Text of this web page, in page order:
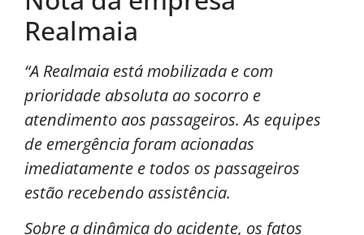
Realmaia
“A Realmaia está mobilizada e com
prioridade absoluta ao socorro e
atendimento aos passageiros. As equipes
de emergência foram acionadas
imediatamente e todos os passageiros
estão recebendo assistência.
Sobre a dinâmica do acidente, os fatos